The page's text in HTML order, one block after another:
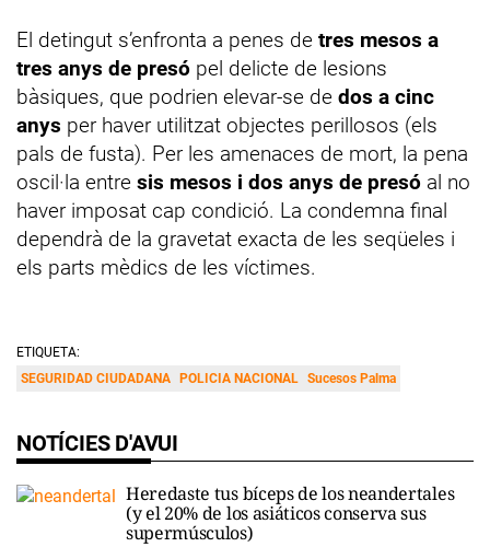
El detingut s’enfronta a penes de tres mesos a
tres anys de presó pel delicte de lesions
bàsiques, que podrien elevar-se de dos a cinc
anys per haver utilitzat objectes perillosos (els
pals de fusta). Per les amenaces de mort, la pena
oscil·la entre sis mesos i dos anys de presó al no
haver imposat cap condició. La condemna final
dependrà de la gravetat exacta de les seqüeles i
els parts mèdics de les víctimes.
ETIQUETA:
SEGURIDAD CIUDADANA
POLICIA NACIONAL Sucesos Palma
NOTÍCIES D'AVUI
Heredaste tus bíceps de los neandertales
(y el 20% de los asiáticos conserva sus
supermúsculos)